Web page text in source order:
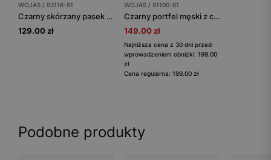
WOJAS / 93116-51
Czarny skórzany pasek męski z tłoczeniem
129.00 zł
WOJAS / 91100-81
Czarny portfel męski z ciekawą fakturą i ochroną antykradzieżową RFID
149.00 zł
Najniższa cena z 30 dni przed
wprowadzeniem obniżki: 199.00
zł
Cena regularna: 199.00 zł
Podobne produkty